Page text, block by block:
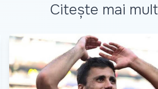
Citește mai mult